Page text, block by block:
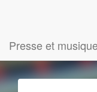
Presse et